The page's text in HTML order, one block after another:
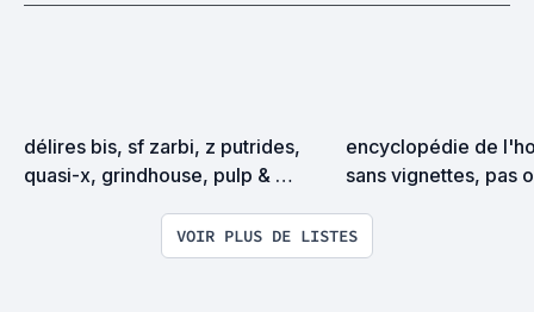
délires bis, sf zarbi, z putrides,
quasi-x, grindhouse, pulp &
encyclopédie de
sans vignettes, pas
VOIR PLUS DE LISTES